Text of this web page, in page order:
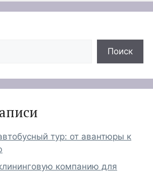
Поиск
тур: от авантюры к
компанию для